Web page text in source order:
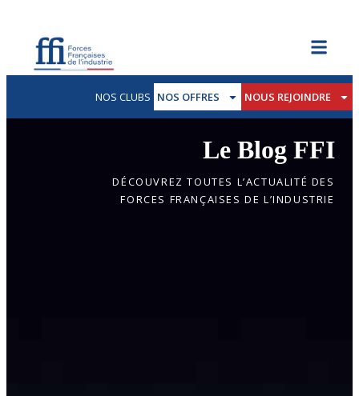
NOS CLUBS NOS OFFRES NOUS REJOINDRE
Le Blog FFI
DÉCOUVREZ TOUTES L’ACTUALITÉ DES
FORCES FRANÇAISES DE L’INDUSTRIE